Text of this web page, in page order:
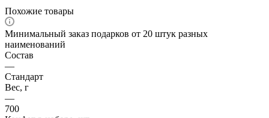
Похожие товары
Минимальный заказ подарков от 20 штук разных
наименований
Состав
—
Стандарт
Вес, г
—
700